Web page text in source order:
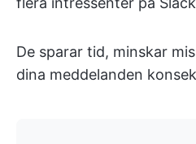
De sparar tid, minskar
dina meddelanden